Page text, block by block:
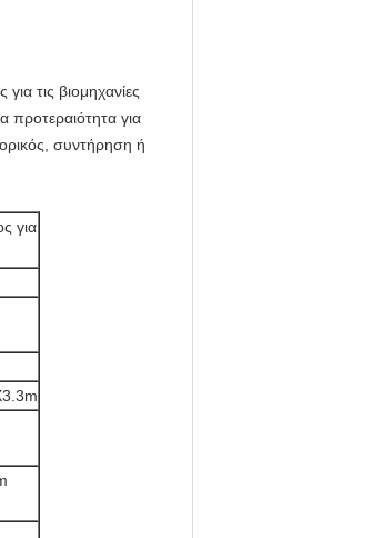
τις βιομηχανίες
προτεραιότητα για
συντήρηση ή
για